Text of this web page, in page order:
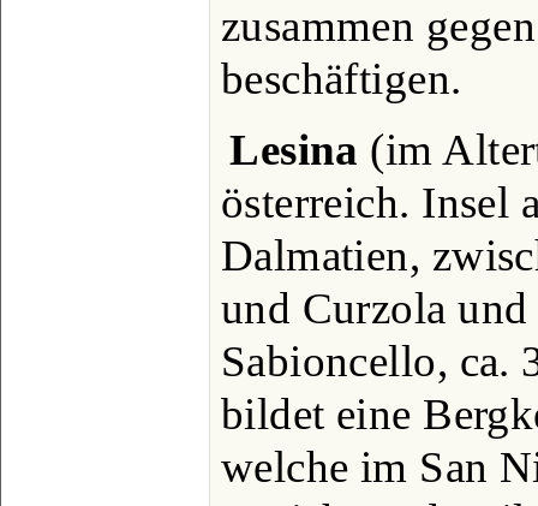
zusammen
beschäftigen.
Lesina (im
österreich. Insel
Dalmatien,
und Curzola
Sabioncello, ca.
bildet eine
welche im San